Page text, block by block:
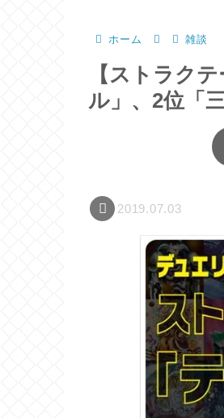
ホーム 雑談
【ストラク
ル」、2位「
2019.07.03